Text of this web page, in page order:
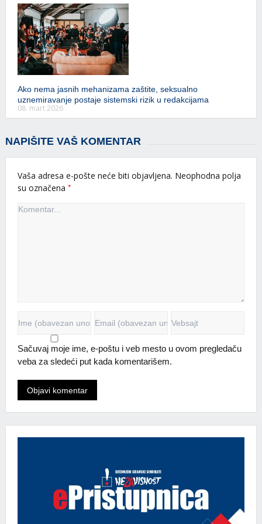
Ako nema jasnih mehanizama zaštite, seksualno
uznemiravanje postaje sistemski rizik u redakcijama
08. mart 2026
NAPIŠITE VAŠ KOMENTAR
Vaša adresa e-pošte neće biti objavljena. Neophodna polja
su označena *
Sačuvaj moje ime, e-poštu i veb mesto u ovom pregledaču
veba za sledeći put kada komentarišem.